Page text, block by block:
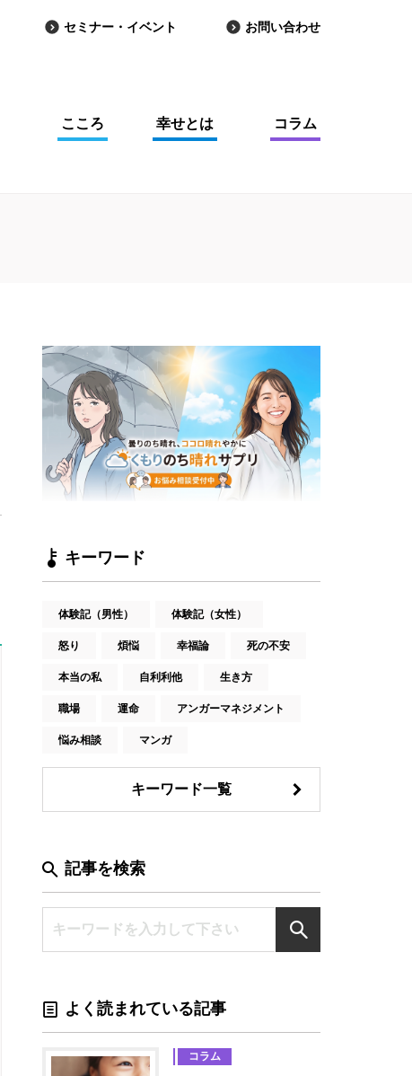
セミナー・イベント お問い合わせ
こころ 幸せとは コラム
キーワード
体験記（男性） 体験記（女性）
怒り 煩悩 幸福論 死の不安
本当の私 自利利他 生き方
職場 運命 アンガーマネジメント
悩み相談 マンガ
キーワード一覧
記事を検索
よく読まれている記事
コラム